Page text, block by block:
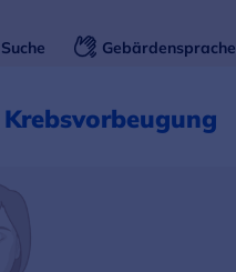
Suche Gebärdensprache
Krebsvorbeugung